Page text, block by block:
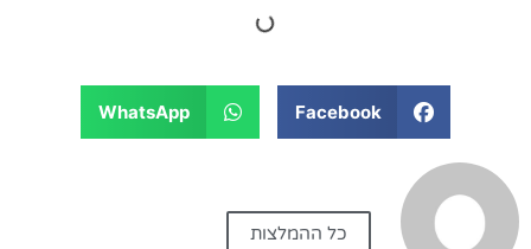
Facebook
WhatsApp
כל ההמלצות